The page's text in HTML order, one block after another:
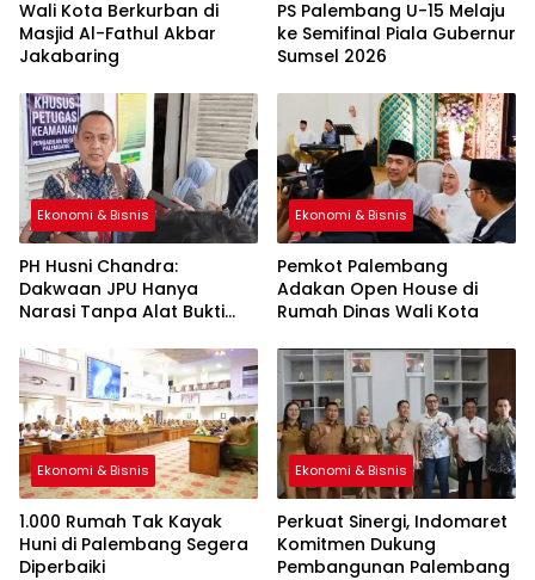
Wali Kota Berkurban di
Masjid Al-Fathul Akbar
Jakabaring
PS Palembang U-15 Melaju
ke Semifinal Piala Gubernur
Sumsel 2026
Ekonomi & Bisnis
PH Husni Chandra:
Dakwaan JPU Hanya
Narasi Tanpa Alat Bukti
Ekonomi & Bisnis
Pemkot Palembang
Adakan Open House di
Rumah Dinas Wali Kota
Ekonomi & Bisnis
1.000 Rumah Tak Kayak
Huni di Palembang Segera
Diperbaiki
Ekonomi & Bisnis
Perkuat Sinergi, Indomaret
Komitmen Dukung
Pembangunan Palembang